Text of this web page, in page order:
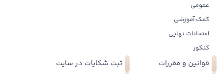
عمومی
کمک آموزشی
امتحانات نهایی
کنکور
قوانین و مقررات
ثبت شکایات در سایت